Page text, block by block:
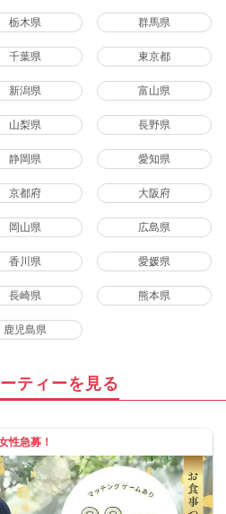
栃木県 群馬県
千葉県 東京都
新潟県 富山県
山梨県 長野県
静岡県 愛知県
京都府 大阪府
岡山県 広島県
香川県 愛媛県
長崎県 熊本県
鹿児島県
ティーを見る
性急募！